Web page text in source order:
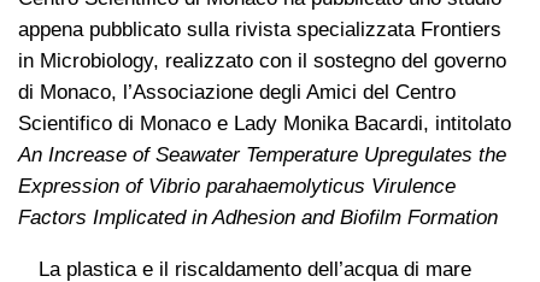
appena pubblicato sulla rivista specializzata Frontiers
in Microbiology, realizzato con il sostegno del governo
di Monaco, l’Associazione degli Amici del Centro
Scientifico di Monaco e Lady Monika Bacardi, intitolato
An Increase of Seawater Temperature Upregulates the
Expression of Vibrio parahaemolyticus Virulence
Factors Implicated in Adhesion and Biofilm Formation
La plastica e il riscaldamento dell’acqua di mare